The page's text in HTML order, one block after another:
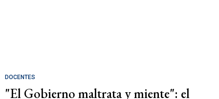
DOCENTES
"El Gobierno maltrata y miente": el